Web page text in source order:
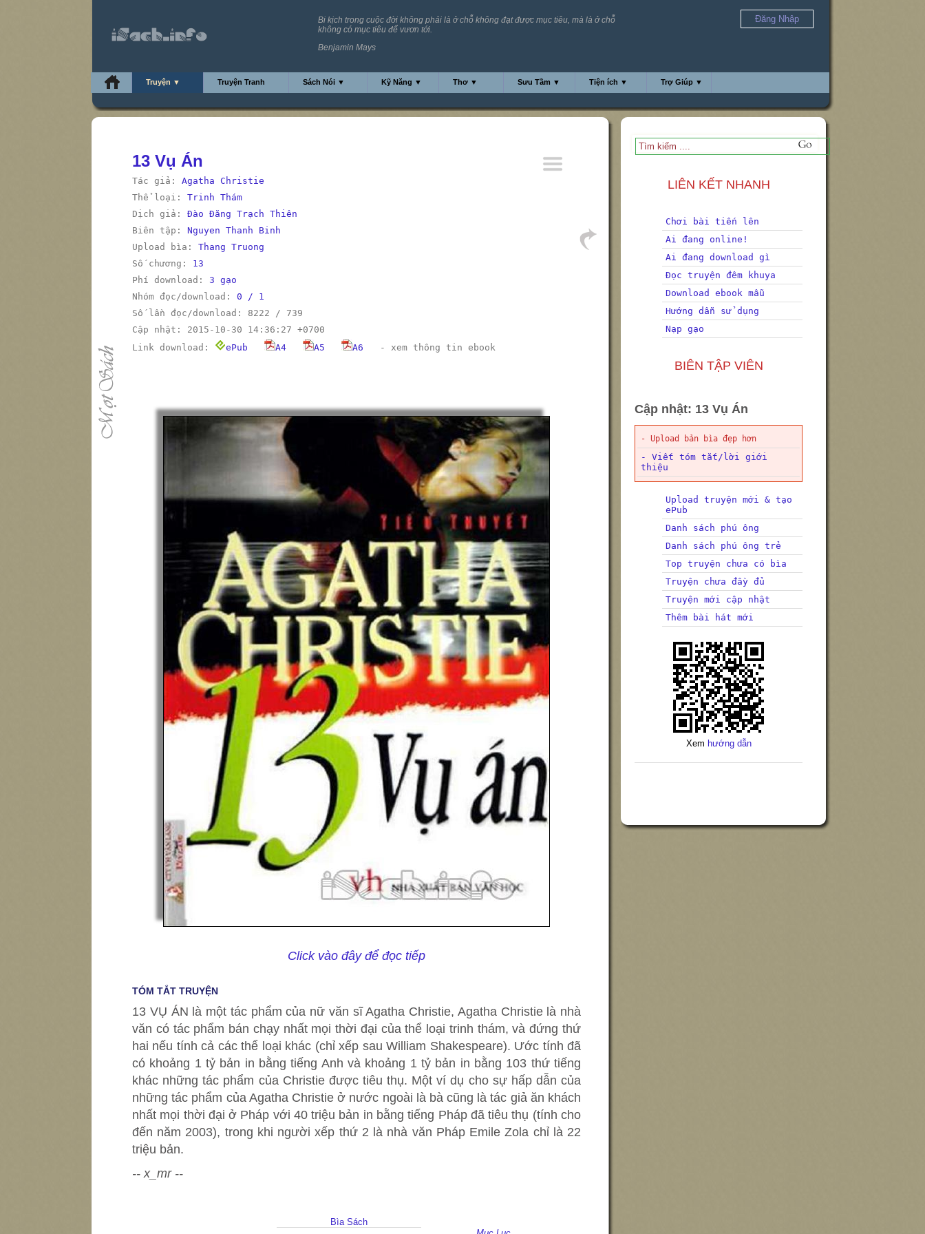
Bi kịch trong cuộc đời không phải là ở chỗ không đạt được mục tiêu, mà là ở chỗ
không có mục tiêu để vươn tới.
Benjamin Mays
Đăng Nhập
Truyện ▼ Truyện Tranh Sách Nói ▼ Kỹ Năng ▼ Thơ ▼ Sưu Tầm ▼ Tiện ích ▼ Trợ Giúp ▼
LIÊN KẾT NHANH
Chơi bài tiến lên
Ai đang online!
Ai đang download gì
Đọc truyện đêm khuya
Download ebook mẫu
Hướng dẫn sử dụng
Nạp gạo
BIÊN TẬP VIÊN
Cập nhật: 13 Vụ Án
- Upload bản bìa đẹp hơn
- Viết tóm tắt/lời giới
thiệu
Upload truyện mới & tạo
ePub
Danh sách phú ông
Danh sách phú ông trẻ
Top truyện chưa có bìa
Truyện chưa đầy đủ
Truyện mới cập nhật
Thêm bài hát mới
Xem hướng dẫn
13 Vụ Án
Tác giả: Agatha Christie
Thể loại: Trinh Thám
Dịch giả: Đào Đăng Trạch Thiên
Biên tập: Nguyen Thanh Binh
Upload bìa: Thang Truong
Số chương: 13
Phí download: 3 gạo
Nhóm đọc/download: 0 / 1
Số lần đọc/download: 8222 / 739
Cập nhật: 2015-10-30 14:36:27 +0700
Link download:
ePub A4 A5 A6 - xem thông tin ebook
Click vào đây để đọc tiếp
TÓM TẮT TRUYỆN
13 VỤ ÁN là một tác phẩm của nữ văn sĩ Agatha Christie, Agatha Christie là nhà
văn có tác phẩm bán chạy nhất mọi thời đại của thể loại trinh thám, và đứng thứ
hai nếu tính cả các thể loại khác (chỉ xếp sau William Shakespeare). Ước tính đã
có khoảng 1 tỷ bản in bằng tiếng Anh và khoảng 1 tỷ bản in bằng 103 thứ tiếng
khác những tác phẩm của Christie được tiêu thụ. Một ví dụ cho sự hấp dẫn của
những tác phẩm của Agatha Christie ở nước ngoài là bà cũng là tác giả ăn khách
nhất mọi thời đại ở Pháp với 40 triệu bản in bằng tiếng Pháp đã tiêu thụ (tính cho
đến năm 2003), trong khi người xếp thứ 2 là nhà văn Pháp Emile Zola chỉ là 22
triệu bản.
-- x_mr --
Bìa Sách